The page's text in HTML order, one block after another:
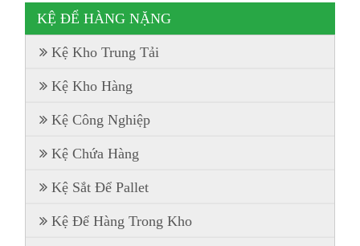
KỆ ĐỂ HÀNG NẶNG
Kệ Kho Trung Tải
Kệ Kho Hàng
Kệ Công Nghiệp
Kệ Chứa Hàng
Kệ Sắt Để Pallet
Kệ Để Hàng Trong Kho